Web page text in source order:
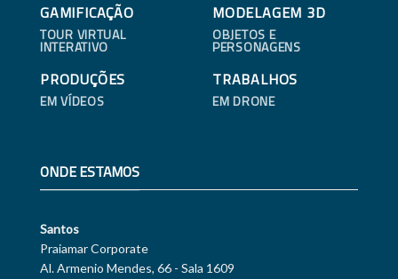
GAMIFICAÇÃO
TOUR VIRTUAL
INTERATIVO
MODELAGEM 3D
OBJETOS E
PERSONAGENS
PRODUÇÕES
EM VÍDEOS
TRABALHOS
EM DRONE
ONDE ESTAMOS
Santos
Praiamar Corporate
Al. Armenio Mendes, 66 - Sala 1609